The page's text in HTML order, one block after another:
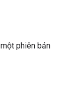
phiên bản